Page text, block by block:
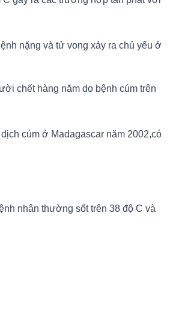
nặng và tử vong xảy ra chủ yếu ở
chết hàng năm do bệnh cúm trên
cúm ở Madagascar năm 2002,có
nhân thường sốt trên 38 độ C và